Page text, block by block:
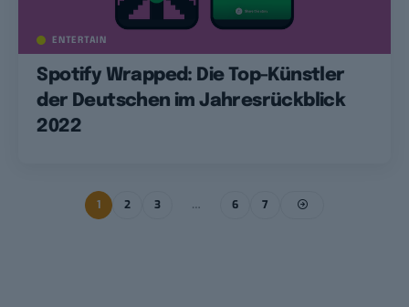
ENTERTAIN
Spotify Wrapped: Die Top-Künstler
der Deutschen im Jahresrückblick
2022
1 2 3 … 6 7